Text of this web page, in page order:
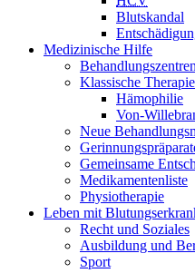
Blutskandal
Medizinische Hilfe
Behandlungszentren
Klassische
Hämophilie
Von-
Neue
Gemeinsame
Medikamentenliste
Physiotherapie
Leben mit
Recht und Soziales
Ausbildung und
Sport